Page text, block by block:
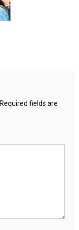
Required fields are